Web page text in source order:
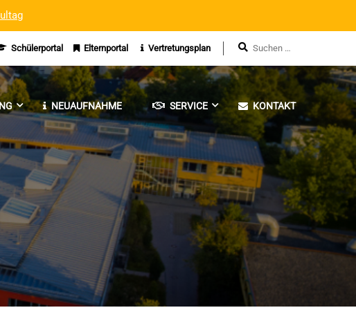
Schülerportal Elternportal Vertretungsplan
NEUAUFNAHME SERVICE KONTAKT